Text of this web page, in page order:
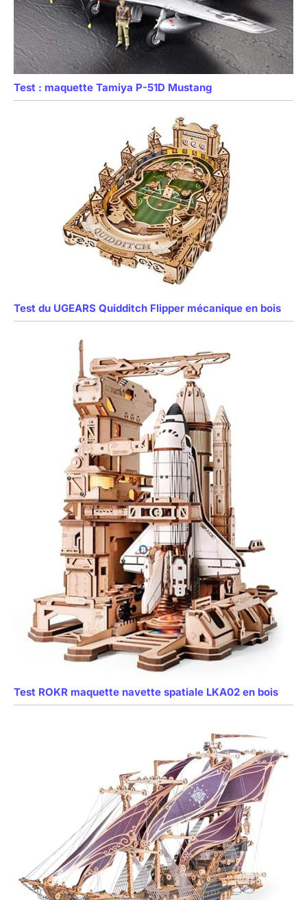
Test : maquette Tamiya P-51D Mustang
Test du UGEARS Quidditch Flipper mécanique en bois
Test ROKR maquette navette spatiale LKA02 en bois